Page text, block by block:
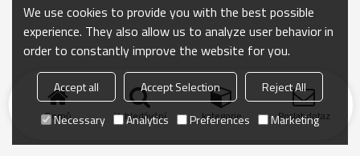
Domů Vyhledávání kategorie Poslat dotaz
We use cookies to provide you with the best possible
experience. They also allow us to analyze user behavior in
order to constantly improve the website for you.
Accept all Accept Selection
Reject All
Necessary
Analytics Preferences Marketing